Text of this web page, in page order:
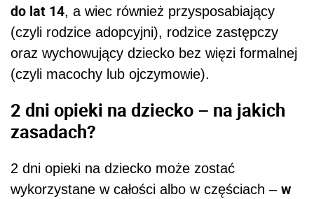
do lat 14, a wiec również przysposabiający
(czyli rodzice adopcyjni), rodzice zastępczy
oraz wychowujący dziecko bez więzi formalnej
(czyli macochy lub ojczymowie).
2 dni opieki na dziecko – na jakich
zasadach?
2 dni opieki na dziecko może zostać
wykorzystane w całości albo w częściach – w